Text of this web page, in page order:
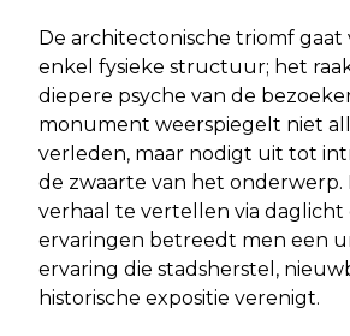
De architectonische triomf gaat
enkel fysieke structuur; het
diepere psyche van de
monument weerspiegelt niet
verleden, maar nodigt uit tot
de zwaarte van het onderwerp.
verhaal te vertellen via daglicht
ervaringen betreedt men een
ervaring die stadsherstel,
historische expositie verenigt.